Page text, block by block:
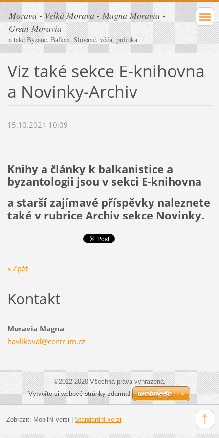
Morava - Velká Morava - Magna Moravia -
Great Moravia
a také Byzanc, Balkán, Slované, věda, politika
Viz také sekce E-knihovna
a Novinky-Archiv
15.10.2021 10:09
Knihy a články k balkanistice a
byzantologii jsou v sekci E-knihovna
a starší zajímavé příspěvky naleznete
také v rubrice Archiv sekce Novinky.
« Zpět
Kontakt
Moravia Magna
havlikoval@centrum.cz
©2012-2020 Všechna práva vyhrazena.
Vytvořte si webové stránky zdarma!
Zobrazit: Mobilní verzi | Standardní verzi